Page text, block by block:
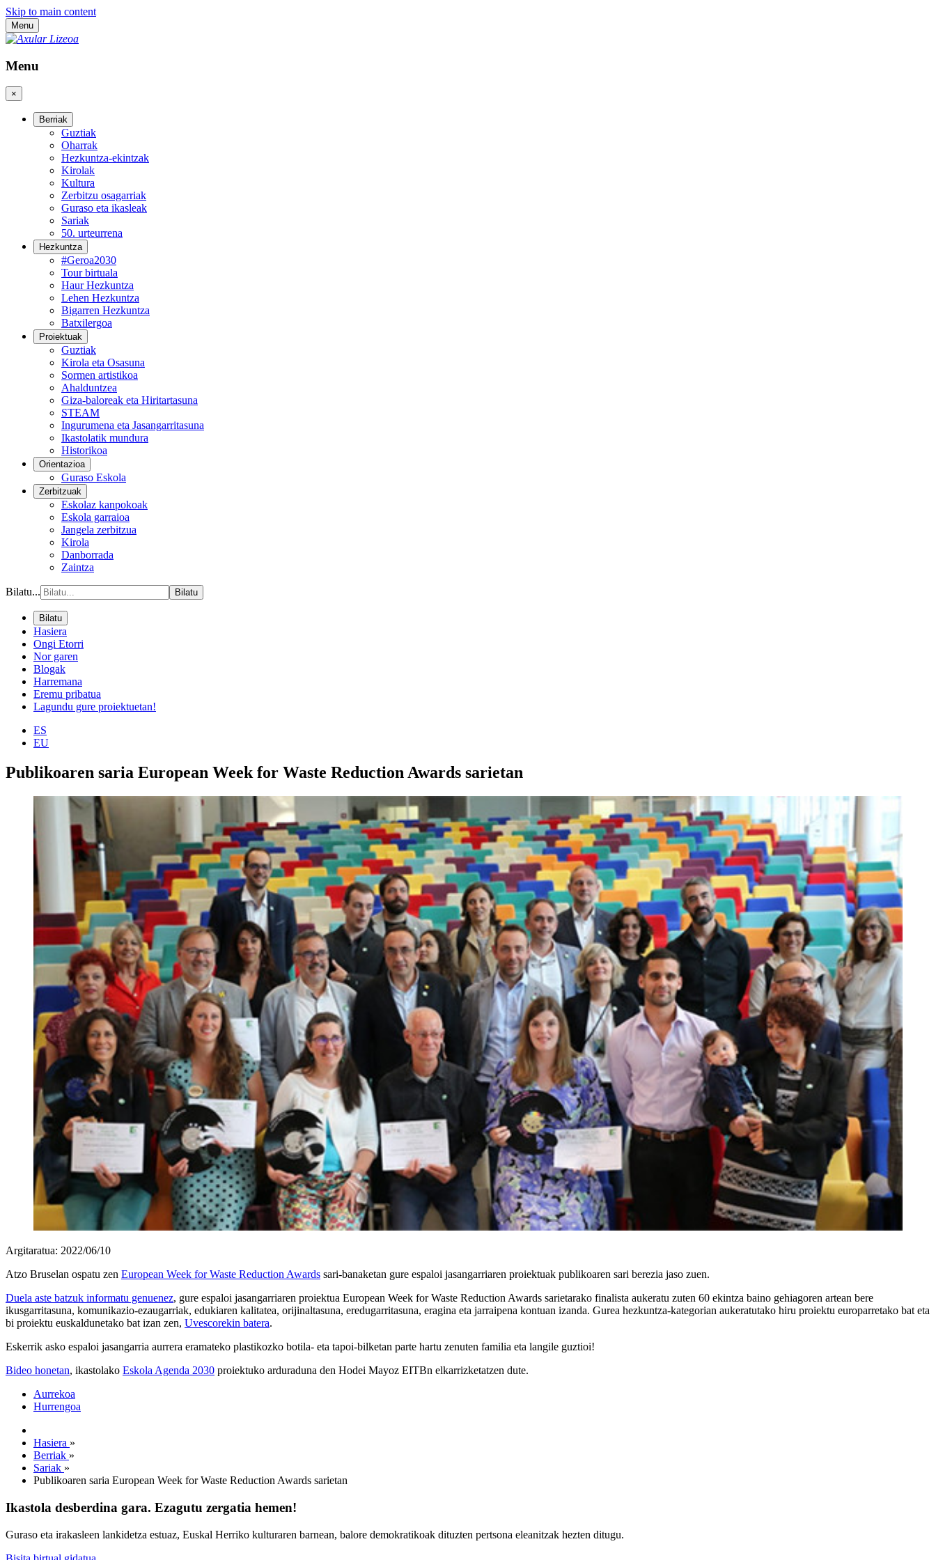
Skip to main content
Menu
Menu
×
Berriak
Guztiak
Oharrak
Hezkuntza-ekintzak
Kirolak
Kultura
Zerbitzu osagarriak
Guraso eta ikasleak
Sariak
50. urteurrena
Hezkuntza
#Geroa2030
Tour birtuala
Haur Hezkuntza
Lehen Hezkuntza
Bigarren Hezkuntza
Batxilergoa
Proiektuak
Guztiak
Kirola eta Osasuna
Sormen artistikoa
Ahalduntzea
Giza-baloreak eta Hiritartasuna
STEAM
Ingurumena eta Jasangarritasuna
Ikastolatik mundura
Historikoa
Orientazioa
Guraso Eskola
Zerbitzuak
Eskolaz kanpokoak
Eskola garraioa
Jangela zerbitzua
Kirola
Danborrada
Zaintza
Bilatu... Bilatu
Bilatu
Hasiera
Ongi Etorri
Nor garen
Blogak
Harremana
Eremu pribatua
Lagundu gure proiektuetan!
ES
EU
Publikoaren saria European Week for Waste Reduction Awards sarietan
Argitaratua: 2022/06/10
Atzo Bruselan ospatu zen European Week for Waste Reduction Awards sari-banaketan gure espaloi jasangarriaren proiektuak publikoaren sari berezia jaso zuen.
Duela aste batzuk informatu genuenez, gure espaloi jasangarriaren proiektua European Week for Waste Reduction Awards sarietarako finalista aukeratu zuten 60 ekintza baino gehiagoren artean bere
ikusgarritasuna, komunikazio-ezaugarriak, edukiaren kalitatea, orijinaltasuna, eredugarritasuna, eragina eta jarraipena kontuan izanda. Gurea hezkuntza-kategorian aukeratutako hiru proiektu europarretako bat eta
bi proiektu euskaldunetako bat izan zen, Uvescorekin batera.
Eskerrik asko espaloi jasangarria aurrera eramateko plastikozko botila- eta tapoi-bilketan parte hartu zenuten familia eta langile guztioi!
Bideo honetan, ikastolako Eskola Agenda 2030 proiektuko arduraduna den Hodei Mayoz EITBn elkarrizketatzen dute.
Aurrekoa
Hurrengoa
Hasiera »
Berriak »
Sariak »
Publikoaren saria European Week for Waste Reduction Awards sarietan
Ikastola desberdina gara. Ezagutu zergatia hemen!
Guraso eta irakasleen lankidetza estuaz, Euskal Herriko kulturaren barnean, balore demokratikoak dituzten pertsona eleanitzak hezten ditugu.